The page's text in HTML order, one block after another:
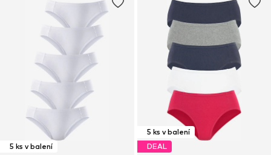
5 ks v balení
5 ks v balení
DEAL